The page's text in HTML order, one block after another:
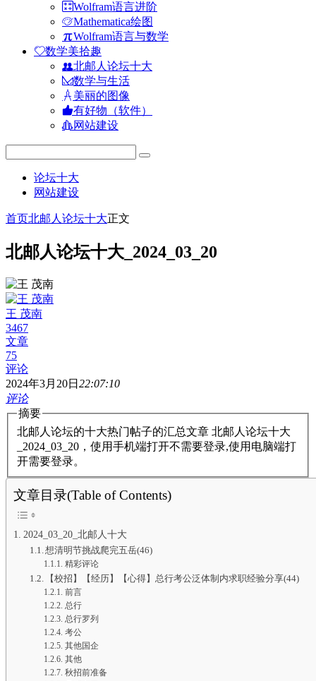
Wolfram语言进阶
Mathematica绘图
Wolfram语言与数学
数学美拾趣
北邮人论坛十大
数学与生活
美丽的图像
有好物（软件）
网站建设
论坛十大
网站建设
首页北邮人论坛十大正文
北邮人论坛十大_2024_03_20
王 茂南
3467
文章
75
评论
2024年3月20日 22:07:10
评论
摘要
北邮人论坛的十大热门帖子的汇总文章 北邮人论坛十大
_2024_03_20，使用手机端打开不需要登录,使用电脑端打
开需要登录。
文章目录(Table of Contents)
2024_03_20_北邮人十大
想清明节挑战爬完五岳(46)
精彩评论
【校招】【经历】【心得】总行考公泛体制内求职经验分享(44)
前言
总行
总行罗列
考公
其他国企
其他
秋招前准备